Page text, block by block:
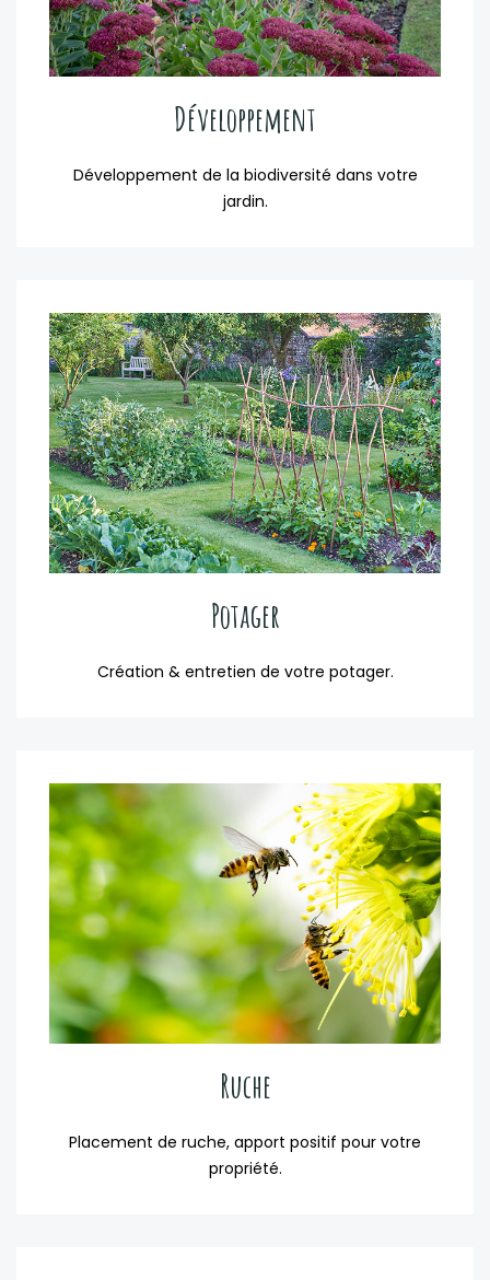
Développement
Développement de la biodiversité dans votre
jardin.
Potager
Création & entretien de votre potager.
Ruche
Placement de ruche, apport positif pour votre
propriété.